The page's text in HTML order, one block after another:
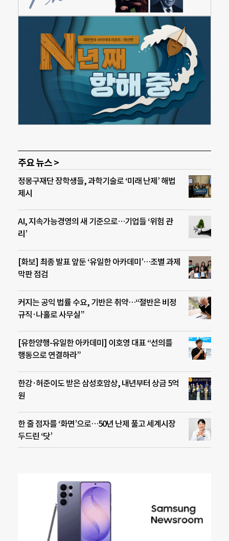
주요 뉴스 >
정몽구재단 장학생들, 과학기술로 ‘미래 난제’ 해법
제시
AI, 지속가능경영의 새 기준으로…기업들 ‘위험 관
리’
[화보] 최종 발표 앞둔 ‘유일한 아카데미’…조별 과제
막판 점검
커지는 공익 법률 수요, 기반은 취약…“절반은 비정
규직·나홀로 사무실”
[유한양행-유일한 아카데미] 이호영 대표 “선의를
행동으로 연결하라”
한강·허준이도 받은 삼성호암상, 내년부터 상금 5억
원
한 줄 점자를 ‘화면’으로…50년 난제 풀고 세계시장
두드린 ‘닷’